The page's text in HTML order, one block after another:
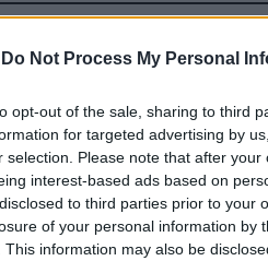
Do Not Process My Personal
opt-out of the sale, sharing to third
for targeted advertising by
selection. Please note that after
interest-based ads based on
to third parties prior to your
of your personal information by
This information may also be
sul
d'arresto